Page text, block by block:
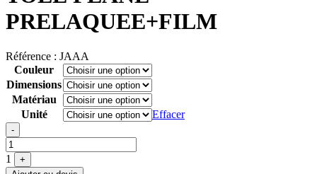
PRELAQUEE+FILM
Référence : JAAA
Couleur
Dimensions
Matériau
Unité
Effacer
Quantité
-
1
+